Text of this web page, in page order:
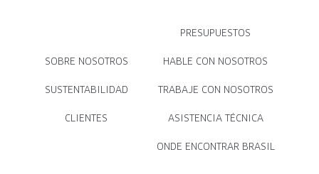
SOBRE NOSOTROS
SUSTENTABILIDAD
CLIENTES
PRESUPUESTOS
HABLE CON NOSOTROS
TRABAJE CON NOSOTROS
ASISTENCIA TÉCNICA
ONDE ENCONTRAR BRASIL